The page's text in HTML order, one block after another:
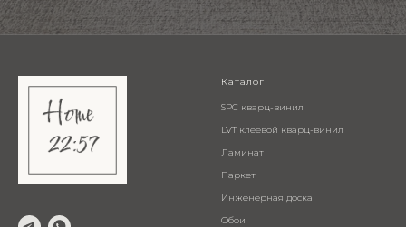
Каталог
SPC кварц-винил
LVT клеевой кварц-винил
Ламинат
Паркет
Инженерная доска
Обои